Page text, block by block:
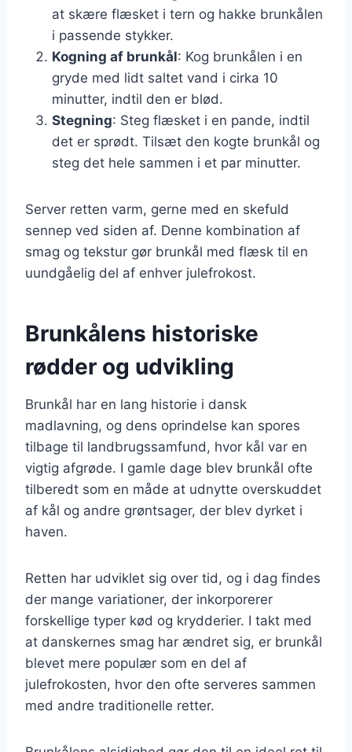
at skære flæsket i tern og hakke brunkålen
i passende stykker.
Kogning af brunkål: Kog brunkålen i en
gryde med lidt saltet vand i cirka 10
minutter, indtil den er blød.
Stegning: Steg flæsket i en pande, indtil
det er sprødt. Tilsæt den kogte brunkål og
steg det hele sammen i et par minutter.
Server retten varm, gerne med en skefuld
sennep ved siden af. Denne kombination af
smag og tekstur gør brunkål med flæsk til en
uundgåelig del af enhver julefrokost.
Brunkålens historiske
rødder og udvikling
Brunkål har en lang historie i dansk
madlavning, og dens oprindelse kan spores
tilbage til landbrugssamfund, hvor kål var en
vigtig afgrøde. I gamle dage blev brunkål ofte
tilberedt som en måde at udnytte overskuddet
af kål og andre grøntsager, der blev dyrket i
haven.
Retten har udviklet sig over tid, og i dag findes
der mange variationer, der inkorporerer
forskellige typer kød og krydderier. I takt med
at danskernes smag har ændret sig, er brunkål
blevet mere populær som en del af
julefrokosten, hvor den ofte serveres sammen
med andre traditionelle retter.